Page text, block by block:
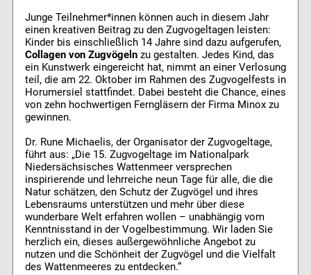
Junge Teilnehmer*innen können auch in diesem Jahr
einen kreativen Beitrag zu den Zugvogeltagen leisten:
Kinder bis einschließlich 14 Jahre sind dazu aufgerufen,
Collagen von Zugvögelnzu gestalten. Jedes Kind, das
ein Kunstwerk eingereicht hat, nimmt an einer Verlosung
teil, die am 22. Oktober im Rahmen des Zugvogelfests in
Horumersiel stattfindet. Dabei besteht die Chance, eines
von zehn hochwertigen Ferngläsern der Firma Minox zu
gewinnen.
Dr. Rune Michaelis, der Organisator der Zugvogeltage,
führt aus: „Die 15. Zugvogeltage im Nationalpark
Niedersächsisches Wattenmeer versprechen
inspirierende und lehrreiche neun Tage für alle, die die
Natur schätzen, den Schutz der Zugvögel und ihres
Lebensraums unterstützen und mehr über diese
wunderbare Welt erfahren wollen – unabhängig vom
Kenntnisstand in der Vogelbestimmung. Wir laden Sie
herzlich ein, dieses außergewöhnliche Angebot zu
nutzen und die Schönheit der Zugvögel und die Vielfalt
des Wattenmeeres zu entdecken.“